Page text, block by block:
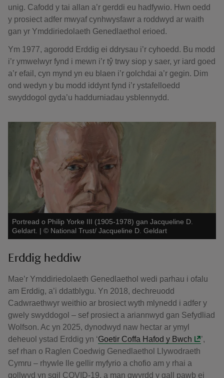
unig. Cafodd y tai allan a’r gerddi eu hadfywio. Hwn oedd
y prosiect adfer mwyaf cynhwysfawr a roddwyd ar waith
gan yr Ymddiriedolaeth Genedlaethol erioed.
Ym 1977, agorodd Erddig ei ddrysau i’r cyhoedd. Bu modd
i’r ymwelwyr fynd i mewn i’r tŷ trwy siop y saer, yr iard goed
a’r efail, cyn mynd yn eu blaen i’r golchdai a’r gegin. Dim
ond wedyn y bu modd iddynt fynd i’r ystafelloedd
swyddogol gyda’u haddurniadau ysblennydd.
Portread o Philip Yorke III (1905-1978) gan Jacqueline D.
Geldart. | © National Trust/ Jacqueline D. Geldart
Erddig heddiw
Mae’r Ymddiriedolaeth Genedlaethol wedi parhau i ofalu
am Erddig, a’i ddatblygu. Yn 2018, dechreuodd
Cadwraethwyr weithio ar brosiect wyth mlynedd i adfer y
gwely swyddogol – sef prosiect a ariannwyd gan Sefydliad
Wolfson. Ac yn 2025, dynodwyd naw hectar ar ymyl
deheuol ystad Erddig yn ‘Goetir Coffa Hafod y Bwch
’,
sef rhan o Raglen Coedwig Genedlaethol Llywodraeth
Cymru – rhywle lle gellir myfyrio a chofio am y rhai a
gollwyd yn sgil COVID-19, a man gwyrdd y gall pawb ei